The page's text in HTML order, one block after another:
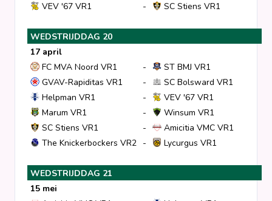
VEV '67 VR1
- SC Stiens VR1
WEDSTRIJDDAG 20
17 april
FC MVA Noord VR1
-
ST BMJ VR1
GVAV-Rapiditas VR1
-
SC Bolsward VR1
Helpman VR1
-
VEV '67 VR1
Marum VR1
-
Winsum VR1
SC Stiens VR1
-
Amicitia VMC VR1
The Knickerbockers VR2 - Lycurgus VR1
WEDSTRIJDDAG 21
15 mei